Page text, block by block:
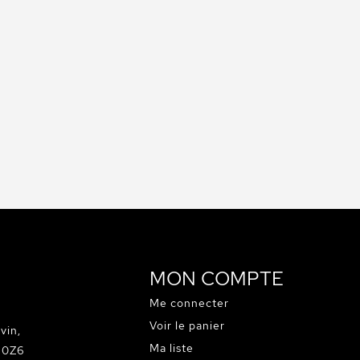
MON COMPTE
Me connecter
Voir le panier
Ma liste